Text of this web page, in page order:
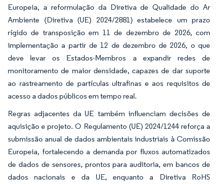
Europeia, a reformulação da Diretiva de Qualidade do Ar
Ambiente (Diretiva (UE) 2024/2881) estabelece um prazo
rígido de transposição em 11 de dezembro de 2026, com
implementação a partir de 12 de dezembro de 2026, o que
deve levar os Estados-Membros a expandir redes de
monitoramento de maior densidade, capazes de dar suporte
ao rastreamento de partículas ultrafinas e aos requisitos de
acesso a dados públicos em tempo real.
Regras adjacentes da UE também influenciam decisões de
aquisição e projeto. O Regulamento (UE) 2024/1244 reforça a
submissão anual de dados ambientais industriais à Comissão
Europeia, fortalecendo a demanda por fluxos automatizados
de dados de sensores, prontos para auditoria, em bancos de
dados nacionais e da UE, enquanto a Diretiva RoHS